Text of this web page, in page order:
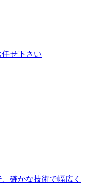
せ下さい
確かな技術で幅広く